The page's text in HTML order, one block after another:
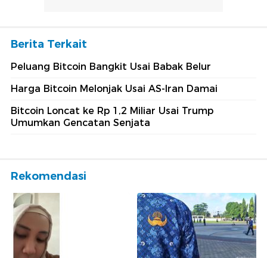
Berita Terkait
Peluang Bitcoin Bangkit Usai Babak Belur
Harga Bitcoin Melonjak Usai AS-Iran Damai
Bitcoin Loncat ke Rp 1,2 Miliar Usai Trump
Umumkan Gencatan Senjata
Rekomendasi